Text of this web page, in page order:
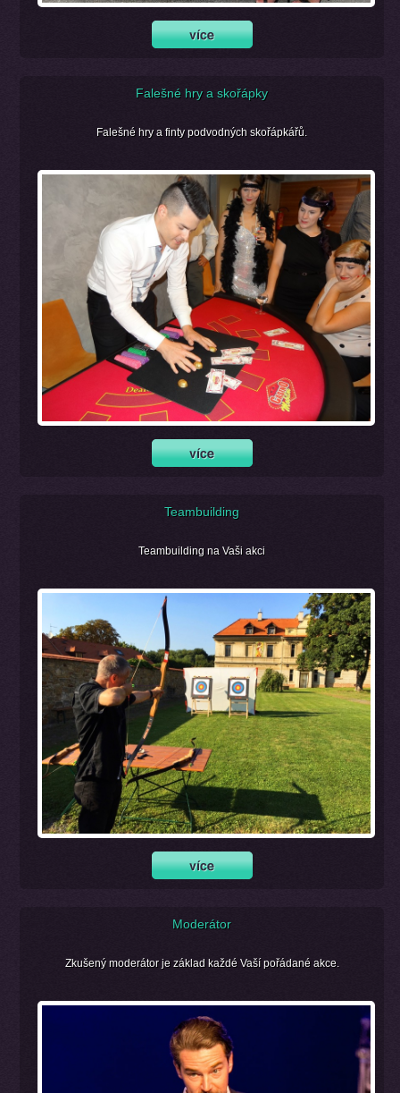
Falešné hry a skořápky
Falešné hry a finty podvodných skořápkářů.
Teambuilding
Teambuilding na Vaši akci
Moderátor
Zkušený moderátor je základ každé Vaší pořádané akce.